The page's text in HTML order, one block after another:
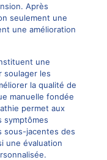
Après
seulement une
une amélioration
une
soulager les
la qualité de
manuelle fondée
permet aux
symptômes
sous-jacentes des
une évaluation